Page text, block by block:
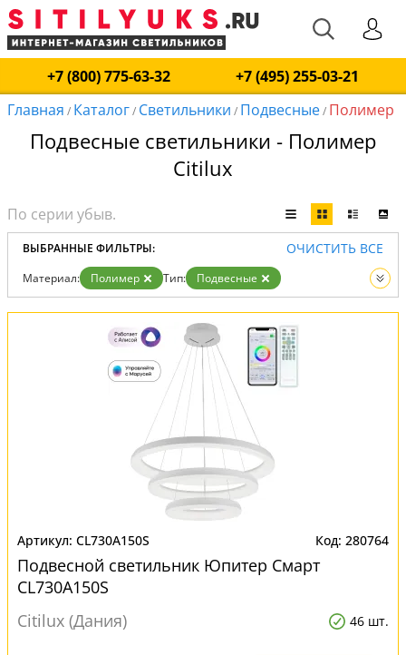
+7 (800) 775-63-32
+7 (495) 255-03-21
Главная / Каталог/ Светильники / Подвесные/ Полимер
Подвесные светильники - Полимер
Citilux
ВЫБРАННЫЕ ФИЛЬТРЫ: ОЧИСТИТЬ ВСЕ
Материал: Полимер Тип:
Подвесные
Вид:
Светильники
CL730A150S 280764
Подвесной светильник Юпитер Смарт
CL730A150S
Citilux (Дания)
46 шт.